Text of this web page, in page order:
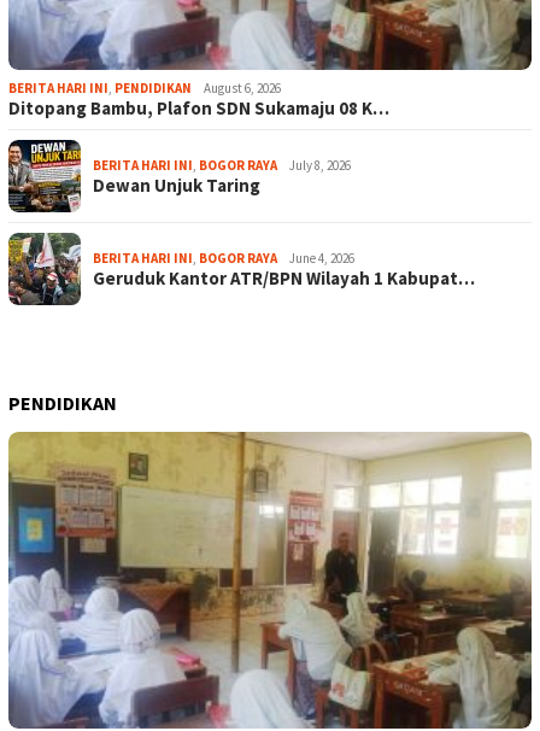
BERITA HARI INI, PENDIDIKAN August 6, 2026
Ditopang Bambu, Plafon SDN Sukamaju 08 K…
BERITA HARI INI, BOGOR RAYA July 8, 2026
Dewan Unjuk Taring
BERITA HARI INI, BOGOR RAYA June 4, 2026
Geruduk Kantor ATR/BPN Wilayah 1 Kabupat…
PENDIDIKAN